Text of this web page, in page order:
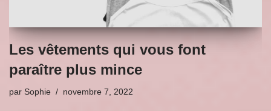
Les vêtements qui vous font
paraître plus mince
par Sophie novembre 7, 2022